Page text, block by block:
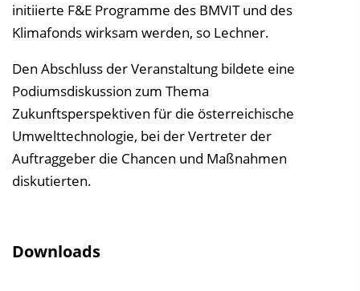
initiierte F&E Programme des BMVIT und des
Klimafonds wirksam werden, so Lechner.
Den Abschluss der Veranstaltung bildete eine
Podiumsdiskussion zum Thema
Zukunftsperspektiven für die österreichische
Umwelttechnologie, bei der Vertreter der
Auftraggeber die Chancen und Maßnahmen
diskutierten.
Downloads